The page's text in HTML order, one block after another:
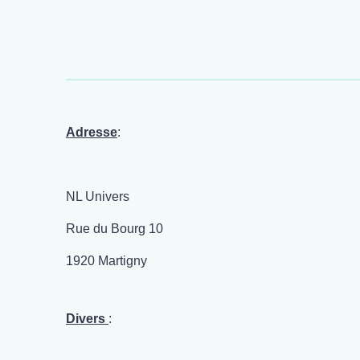
Adresse:
NL Univers
Rue du Bourg 10
1920 Martigny
Divers :